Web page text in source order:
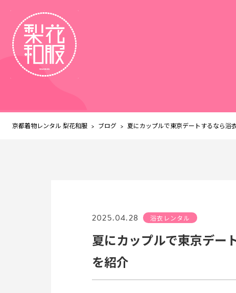
京都着物レンタル 梨花和服 > ブログ > 夏にカップルで東京デートするなら浴
2025.04.28 浴衣レンタル
夏にカップルで東京デー
を紹介